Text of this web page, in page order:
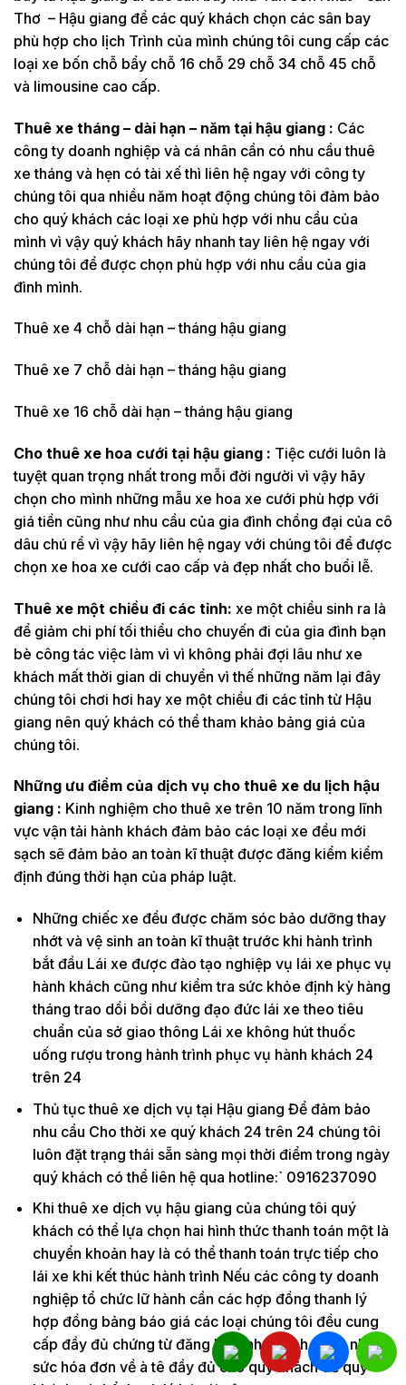
Thơ – Hậu giang để các quý khách chọn các sân bay
phù hợp cho lịch Trình của mình chúng tôi cung cấp các
loại xe bốn chỗ bẩy chỗ 16 chỗ 29 chỗ 34 chỗ 45 chỗ
và limousine cao cấp.
Thuê xe tháng – dài hạn – năm tại hậu giang : Các
công ty doanh nghiệp và cá nhân cần có nhu cầu thuê
xe tháng và hẹn có tài xế thì liên hệ ngay với công ty
chúng tôi qua nhiều năm hoạt động chúng tôi đảm bảo
cho quý khách các loại xe phù hợp với nhu cầu của
mình vì vậy quý khách hãy nhanh tay liên hệ ngay với
chúng tôi để được chọn phù hợp với nhu cầu của gia
đình mình.
Thuê xe 4 chỗ dài hạn – tháng hậu giang
Thuê xe 7 chỗ dài hạn – tháng hậu giang
Thuê xe 16 chỗ dài hạn – tháng hậu giang
Cho thuê xe hoa cưới tại hậu giang : Tiệc cưới luôn là
tuyệt quan trọng nhất trong mỗi đời người vì vậy hãy
chọn cho mình những mẫu xe hoa xe cưới phù hợp với
giá tiền cũng như nhu cầu của gia đình chồng đại của cô
dâu chú rể vì vậy hãy liên hệ ngay với chúng tôi để được
chọn xe hoa xe cưới cao cấp và đẹp nhất cho buổi lễ.
Thuê xe một chiều đi các tỉnh: xe một chiều sinh ra là
để giảm chi phí tối thiểu cho chuyến đi của gia đình bạn
bè công tác việc làm vì vì không phải đợi lâu như xe
khách mất thời gian di chuyển vì thế những năm lại đây
chúng tôi chơi hơi hay xe một chiều đi các tỉnh từ Hậu
giang nên quý khách có thể tham khảo bảng giá của
chúng tôi.
Những ưu điểm của dịch vụ cho thuê xe du lịch hậu
giang : Kinh nghiệm cho thuê xe trên 10 năm trong lĩnh
vực vận tải hành khách đảm bảo các loại xe đều mới
sạch sẽ đảm bảo an toàn kĩ thuật được đăng kiểm kiểm
định đúng thời hạn của pháp luật.
Những chiếc xe đều được chăm sóc bảo dưỡng thay
nhớt và vệ sinh an toàn kĩ thuật trước khi hành trình
bắt đầu Lái xe được đào tạo nghiệp vụ lái xe phục vụ
hành khách cũng như kiểm tra sức khỏe định kỳ hàng
tháng trao dồi bồi dưỡng đạo đức lái xe theo tiêu
chuẩn của sở giao thông Lái xe không hút thuốc
uống rượu trong hành trình phục vụ hành khách 24
trên 24
Thủ tục thuê xe dịch vụ tại Hậu giang Để đảm bảo
nhu cầu Cho thời xe quý khách 24 trên 24 chúng tôi
luôn đặt trạng thái sẵn sàng mọi thời điểm trong ngày
quý khách có thể liên hệ qua hotline:` 0916237090
Khi thuê xe dịch vụ hậu giang của chúng tôi quý
khách có thể lựa chọn hai hình thức thanh toán một là
chuyển khoản hay là có thể thanh toán trực tiếp cho
lái xe khi kết thúc hành trình Nếu các công ty doanh
nghiệp tổ chức lữ hành cần các hợp đồng thanh lý
hợp đồng bảng báo giá các loại chúng tôi đều cung
cấp đầy đủ chứng từ đăng ký kinh doanh cũng như
sức hóa đơn về à tê đầy đủ cho quý khách để quý